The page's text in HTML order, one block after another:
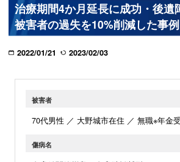
治療期間4か月延長に成功・後遺
被害者の過失を10%削減した事例
2022/01/21 2023/02/03
被害者
70代男性 ／ 大野城市在住 ／ 無職※年金
傷病名